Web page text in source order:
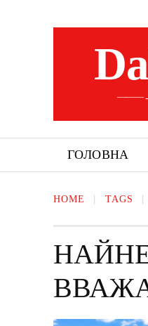
———→
ГОЛОВНА
HOME TAGS